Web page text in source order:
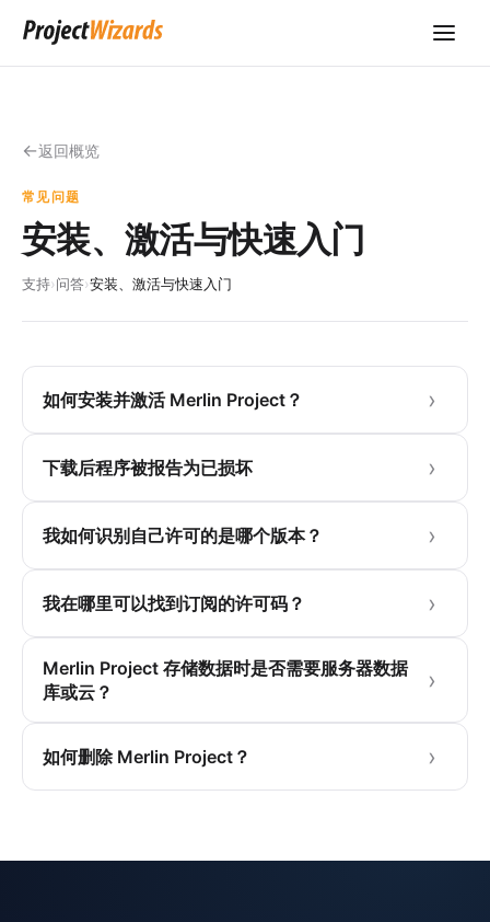
返回概览
常见问题
安装、激活与快速入门
支持›问答›安装、激活与快速入门
如何安装并激活 Merlin Project？
下载后程序被报告为已损坏
我如何识别自己许可的是哪个版本？
我在哪里可以找到订阅的许可码？
Merlin Project 存储数据时是否需要服务器数据
库或云？
如何删除 Merlin Project？